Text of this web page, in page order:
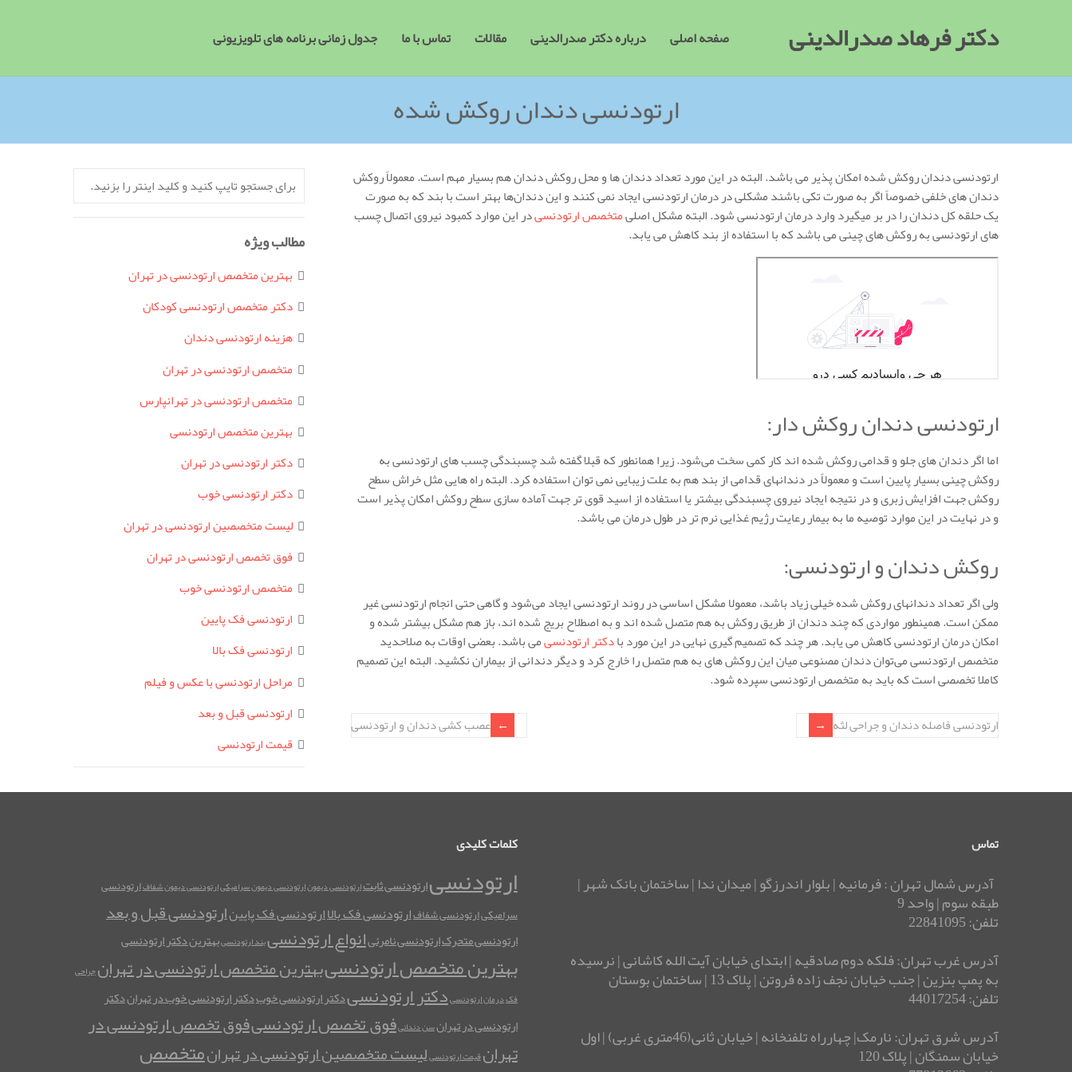
دکتر فرهاد صدرالدینی صفحه اصلی درباره دکتر صدرالدینی مقالات تماس با ما جدول زمانی برنامه های تلویزیونی
ارتودنسی دندان روکش شده
ارتودنسی دندان روکش شده امکان پذیر می باشد. البته در این مورد تعداد دندان ها و محل روکش دندان هم بسیار مهم است. معمولاً روکش
دندان های خلفی خصوصاً اگر به صورت تکی باشند مشکلی در درمان ارتودنسی ایجاد نمی کنند و این دندان‌ها بهتر است با بند که به صورت
یک حلقه کل دندان را در بر میگیرد وارد درمان ارتودنسی شود. البته مشکل اصلیمتخصص ارتودنسیدر این موارد کمبود نیروی اتصال چسب
های ارتودنسی به روکش های چینی می باشد که با استفاده از بند کاهش می یابد.
ارتودنسی دندان روکش دار:
اما اگر دندان های جلو و قدامی روکش شده اند کار کمی سخت می‌شود. زیرا همانطور که قبلا گفته شد چسبندگی چسب های ارتودنسی به
روکش چینی بسیار پایین است و معمولاً در دندانهای قدامی از بند هم به علت زیبایی نمی توان استفاده کرد. البته راه هایی مثل خراش سطح
روکش جهت افزایش زبری و در نتیجه ایجاد نیروی چسبندگی بیشتر یا استفاده از اسید قوی تر جهت آماده سازی سطح روکش امکان پذیر است
و در نهایت در این موارد توصیه ما به بیمار رعایت رژیم غذایی نرم تر در طول درمان می باشد.
روکش دندان و ارتودنسی:
ولی اگر تعداد دندانهای روکش شده خیلی زیاد باشد، معمولا مشکل اساسی در روند ارتودنسی ایجاد می‌شود و گاهی حتی انجام ارتودنسی غیر
ممکن است. همینطور مواردی که چند دندان از طریق روکش به هم متصل شده اند و به اصطلاح بریج شده اند، باز هم مشکل بیشتر شده و
امکان درمان ارتودنسی کاهش می یابد. هر چند که تصمیم گیری نهایی در این مورد بادکتر ارتودنسیمی باشد. بعضی اوقات به صلاحدید
متخصص ارتودنسی می‌توان دندان مصنوعی میان این روکش های به هم متصل را خارج کرد و دیگر دندانی از بیماران نکشید. البته این تصمیم
کاملا تخصصی است که باید به متخصص ارتودنسی سپرده شود.
ارتودنسی فاصله دندان و جراحی لثه
عصب کشی دندان و ارتودنسی
مطالب ویژه
بهترین متخصص ارتودنسی در تهران
دکتر متخصص ارتودنسی کودکان
هزینه ارتودنسی دندان
متخصص ارتودنسی در تهران
متخصص ارتودنسی در تهرانپارس
بهترین متخصص ارتودنسی
دکتر ارتودنسی در تهران
دکتر ارتودنسی خوب
لیست متخصصین ارتودنسی در تهران
فوق تخصص ارتودنسی در تهران
متخصص ارتودنسی خوب
ارتودنسی فک پایین
ارتودنسی فک بالا
مراحل ارتودنسی با عکس و فیلم
ارتودنسی قبل و بعد
قیمت ارتودنسی
تماس
آدرس شمال تهران : فرمانیه | بلوار اندرزگو | میدان ندا | ساختمان بانک شهر |
طبقه سوم | واحد 9
تلفن: 22841095
آدرس غرب تهران: فلکه دوم صادقیه | ابتدای خیابان آیت الله کاشانی | نرسیده
به پمپ بنزین | جنب خیابان نجف زاده فروتن | پلاک 13 | ساختمان بوستان
تلفن: 44017254
آدرس شرق تهران: نارمک| چهارراه تلفنخانه | خیابان ثانی(46متری غربی) | اول
خیابان سمنگان | پلاک 120
کلمات کلیدی
ارتودنسیارتودنسی ثابتارتودنسی دیمونارتودنسی دیمون سرامیکیارتودنسی دیمون شفافارتودنسی
سرامیکیارتودنسی شفافارتودنسی فک بالاارتودنسی فک پایینارتودنسی قبل و بعد
ارتودنسی متحرکارتودنسی نامرئیانواع ارتودنسیبند ارتودنسیبهترین دکتر ارتودنسی
بهترین متخصص ارتودنسیبهترین متخصص ارتودنسی در تهرانجراحی
فکدرمان ارتودنسیدکتر ارتودنسیدکتر ارتودنسی خوبدکتر ارتودنسی خوب در تهراندکتر
ارتودنسی در تهرانسن دندانیفوق تخصص ارتودنسیفوق تخصص ارتودنسی در
تهرانقیمت ارتودنسیلیست متخصصین ارتودنسی در تهرانمتخصص